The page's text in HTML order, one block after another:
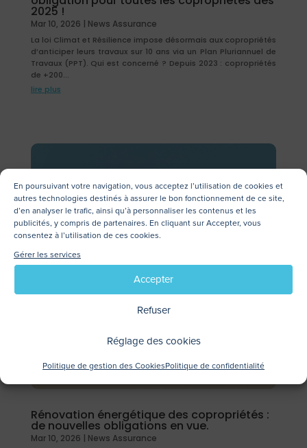
En poursuivant votre navigation, vous acceptez l’utilisation de cookies et
autres technologies destinés à assurer le bon fonctionnement de ce site,
d’en analyser le trafic, ainsi qu’à personnaliser les contenus et les
publicités, y compris de partenaires. En cliquant sur Accepter, vous
consentez à l’utilisation de ces cookies.
Gérer les services
Accepter
Refuser
Réglage des cookies
Politique de gestion des CookiesPolitique de confidentialité
2025 !
Mar 10, 2026 | News Assurance
La loi Climat et Résilience impose désormais aux copropriétés
d’anticiper leurs travaux sur 10 ans via un Plan Pluriannuel de
Travaux (PPT). Qui est concerné ? Depuis 2023 : copropriétés
de +200...
lire plus
Rénovation énergétique des copropriétés :
de nouvelles obligations en vue.
Mar 10, 2026 | News Assurance